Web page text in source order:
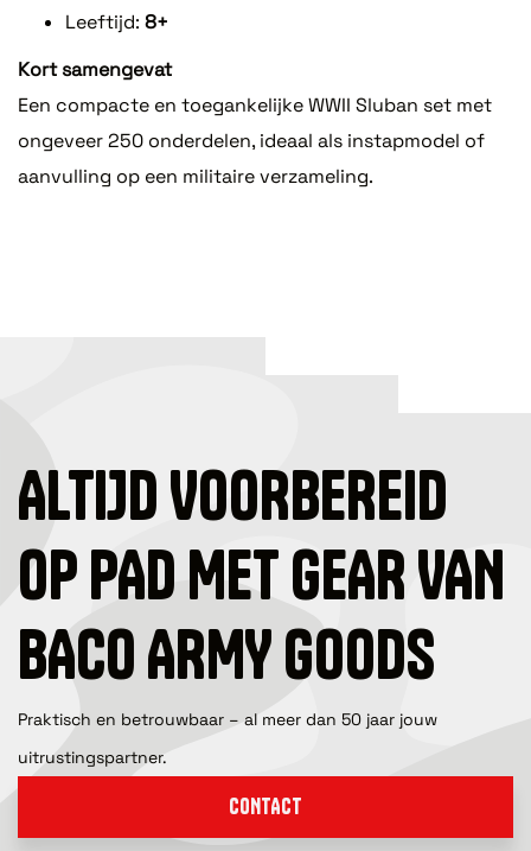
Leeftijd: 8+
Kort samengevat
Een compacte en toegankelijke WWII Sluban set met
ongeveer 250 onderdelen, ideaal als instapmodel of
aanvulling op een militaire verzameling.
ALTIJD VOORBEREID
OP PAD MET GEAR VAN
BACO ARMY GOODS
Praktisch en betrouwbaar – al meer dan 50 jaar jouw
uitrustingspartner.
CONTACT